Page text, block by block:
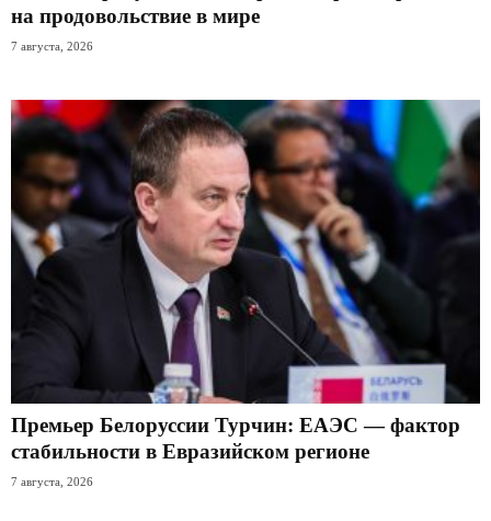
на продовольствие в мире
7 августа, 2026
Премьер Белоруссии Турчин: ЕАЭС — фактор
стабильности в Евразийском регионе
7 августа, 2026